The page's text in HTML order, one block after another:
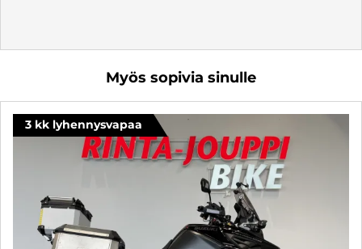
Myös sopivia sinulle
3 kk lyhennysvapaa